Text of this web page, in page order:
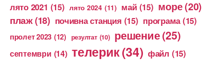
лято 2021 (15) лято 2024 (11) май (15) море(20)
плаж(18) почивна станция (15) програма (15)
пролет 2023 (12) резултат (10) решение(25)
септември (14) телерик(34) файл (15)